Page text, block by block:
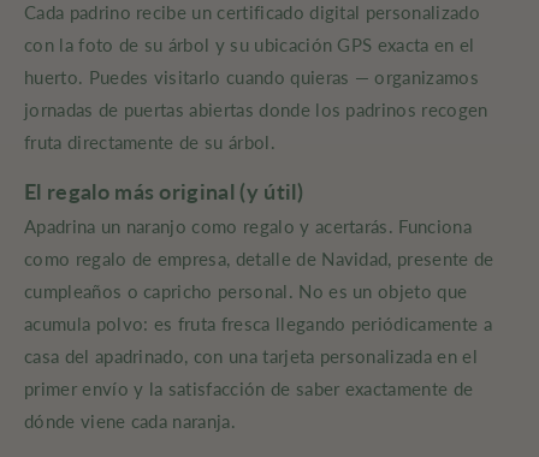
Cada padrino recibe un certificado digital personalizado
con la foto de su árbol y su ubicación GPS exacta en el
huerto. Puedes visitarlo cuando quieras — organizamos
jornadas de puertas abiertas donde los padrinos recogen
fruta directamente de su árbol.
El regalo más original (y útil)
Apadrina un naranjo como regalo y acertarás. Funciona
como regalo de empresa, detalle de Navidad, presente de
cumpleaños o capricho personal. No es un objeto que
acumula polvo: es fruta fresca llegando periódicamente a
casa del apadrinado, con una tarjeta personalizada en el
primer envío y la satisfacción de saber exactamente de
dónde viene cada naranja.